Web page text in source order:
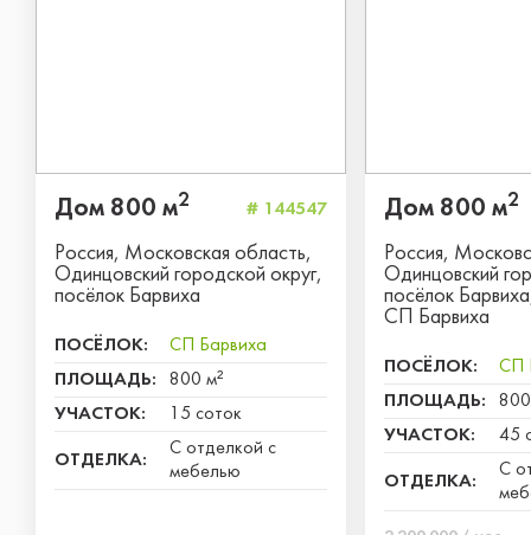
Дом 800 м2 # 144547
Россия, Московская область,
Одинцовский городской округ,
посёлок Барвиха
ПОСЁЛОК:
СП Барвиха
ПЛОЩАДЬ:
800 м²
УЧАСТОК:
15 соток
ОТДЕЛКА:
С отделкой с
мебелью
Дом 800 м2
Россия,
Одинцовский
посёлок
СП Барвиха
ПОСЁЛОК:
СП
ПЛОЩАДЬ:
УЧАСТОК:
45
ОТДЕЛКА:
С